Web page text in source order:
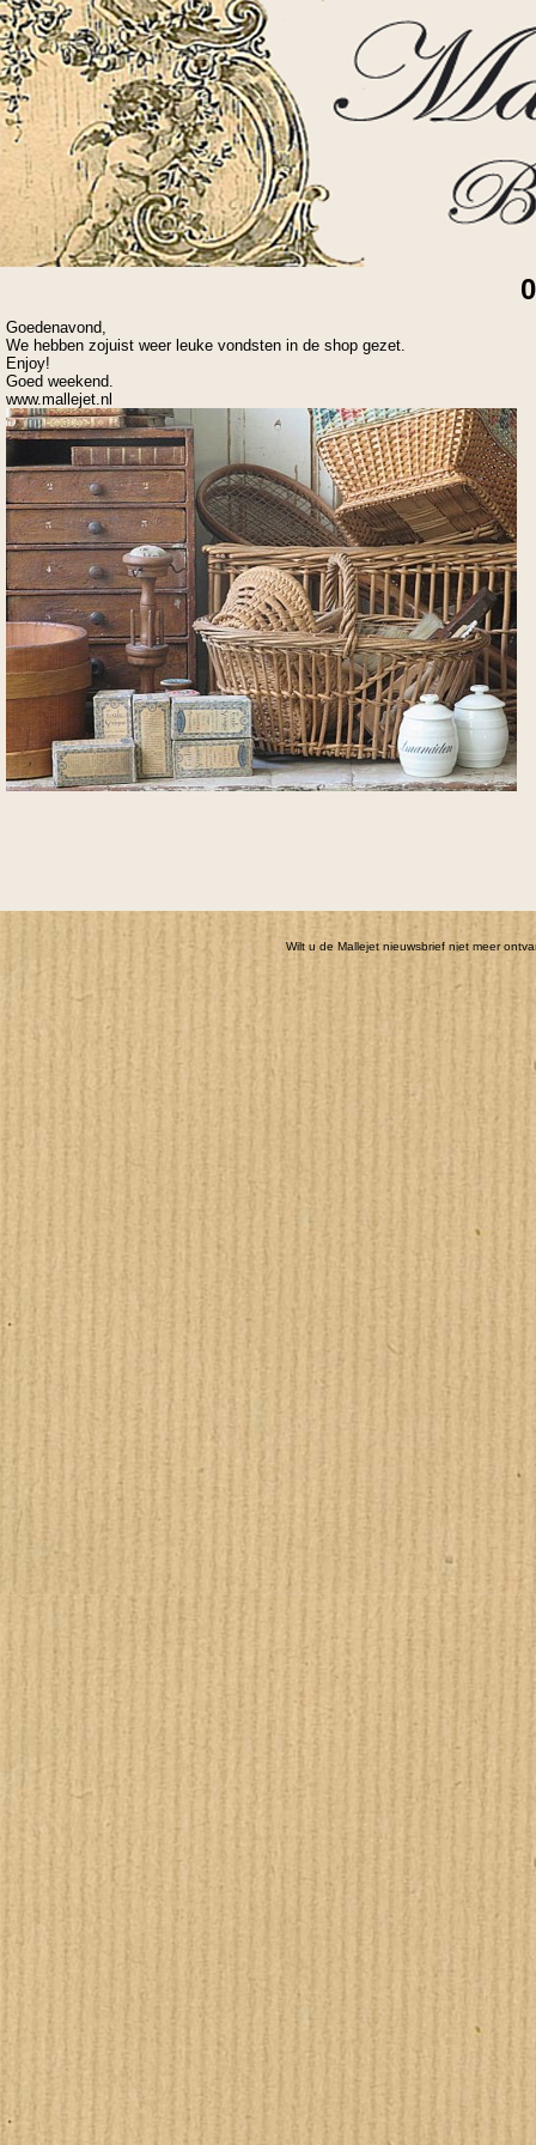
Goedenavond,
We hebben zojuist weer leuke vondsten in de shop gezet.
Enjoy!
Goed weekend.
www.mallejet.nl
Wilt u de Mallejet nieuwsbrief niet meer